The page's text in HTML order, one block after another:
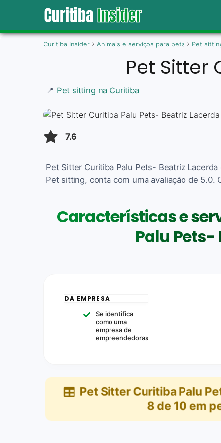
Curitiba Insider Animais e serviços para pets Pet
Pet Sitter
📍 Pet sitting na Curitiba
7.6
Pet Sitter Curitiba Palu Pets- Beatriz
Pet sitting, conta com uma avaliação de 5.0.
Características e
Palu Pets-
DA EMPRESA
Se identifica
como uma
empresa de
empreendedoras
Pet Sitter Curitiba Palu
8 de 10 em